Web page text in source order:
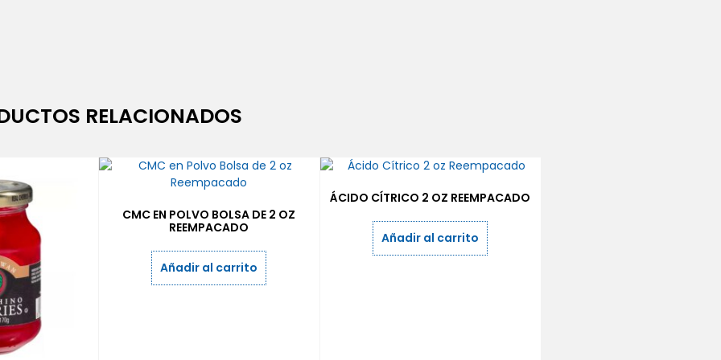
RELACIONADOS
CMC EN POLVO BOLSA DE 2 OZ
REEMPACADO
Añadir al carrito
ÁCIDO CÍTRICO 2 OZ REEMPACADO
Añadir al carrito